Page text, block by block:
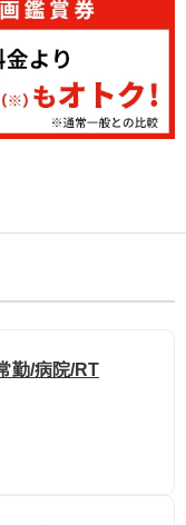
勤/病院/RT